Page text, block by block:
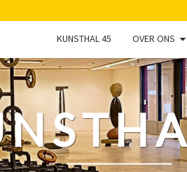
KUNSTHAL 45 OVER ONS